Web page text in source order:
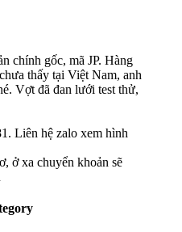
chính gốc, mã JP. Hàng
thấy tại Việt Nam, anh
Vợt đã đan lưới test thử,
Liên hệ zalo xem hình
ở xa chuyển khoản sẽ